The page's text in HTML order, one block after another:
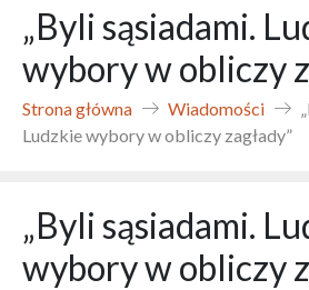
„Byli sąsiadami.
wybory w obliczy
Strona główna Wiadomości
Ludzkie wybory w obliczy zagłady”
„Byli sąsiadami.
wybory w obliczy